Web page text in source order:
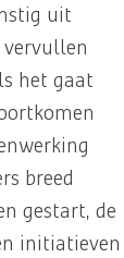
uit
vervullen
het gaat
breed
gestart, de
initiatieven